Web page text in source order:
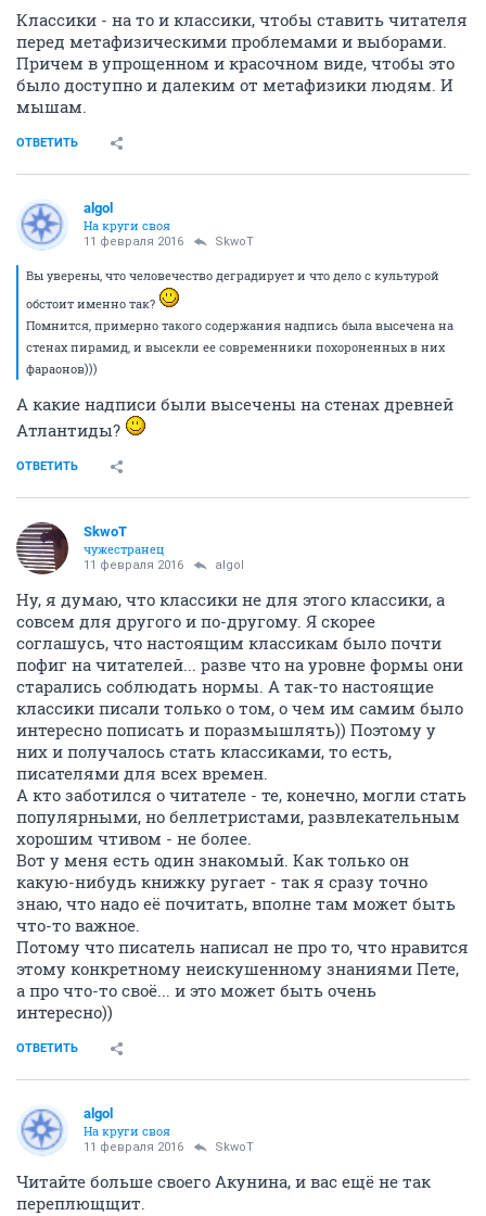
Классики - на то и классики, чтобы ставить читателя
перед метафизическими проблемами и выборами.
Причем в упрощенном и красочном виде, чтобы это
было доступно и далеким от метафизики людям. И
мышам.
ОТВЕТИТЬ
аlgоl
На круги своя
11 февраля 2016 SkwоT
Вы уверены, что человечество деградирует и что дело с культурой
обстоит именно так?
Помнится, примерно такого содержания надпись была высечена на
стенах пирамид, и высекли ее современники похороненных в них
фараонов)))
А какие надписи были высечены на стенах древней
Атлантиды?
ОТВЕТИТЬ
SkwоT
чужестранец
11 февраля 2016 аlgоl
Ну, я думаю, что классики не для этого классики, а
совсем для другого и по-другому. Я скорее
соглашусь, что настоящим классикам было почти
пофиг на читателей... разве что на уровне формы они
старались соблюдать нормы. А так-то настоящие
классики писали только о том, о чем им самим было
интересно пописать и поразмышлять)) Поэтому у
них и получалось стать классиками, то есть,
писателями для всех времен.
А кто заботился о читателе - те, конечно, могли стать
популярными, но беллетристами, развлекательным
хорошим чтивом - не более.
Вот у меня есть один знакомый. Как только он
какую-нибудь книжку ругает - так я сразу точно
знаю, что надо её почитать, вполне там может быть
что-то важное.
Потому что писатель написал не про то, что нравится
этому конкретному неискушенному знаниями Пете,
а про что-то своё... и это может быть очень
интересно))
ОТВЕТИТЬ
аlgоl
На круги своя
11 февраля 2016 SkwоT
Читайте больше своего Акунина, и вас ещё не так
переплющщит.